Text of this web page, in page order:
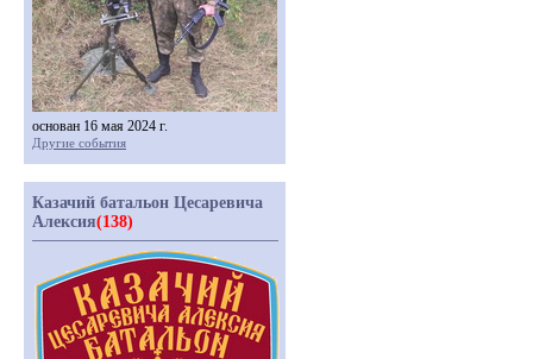
основан 16 мая 2024 г.
Другие события
Казачий батальон Цесаревича
Алексия(138)